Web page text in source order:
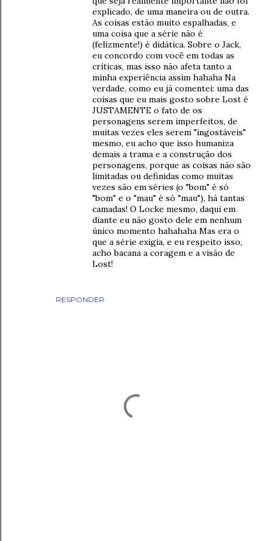
RESPONDER
explicado, de uma maneira ou de outra.
As coisas estão muito espalhadas, e
uma coisa que a série não é
(felizmente!) é didática. Sobre o Jack,
eu concordo com você em todas as
críticas, mas isso não afeta tanto a
minha experiência assim hahaha Na
verdade, como eu já comentei: uma das
coisas que eu mais gosto sobre Lost é
JUSTAMENTE o fato de os
personagens serem imperfeitos, de
muitas vezes eles serem "ingostáveis"
mesmo, eu acho que isso humaniza
demais a trama e a construção dos
personagens, porque as coisas não são
limitadas ou definidas como muitas
vezes são em séries (o "bom" é só
"bom" e o "mau" é só "mau"), há tantas
camadas! O Locke mesmo, daqui em
diante eu não gosto dele em nenhum
único momento hahahaha Mas era o
que a série exigia, e eu respeito isso,
acho bacana a coragem e a visão de
Lost!